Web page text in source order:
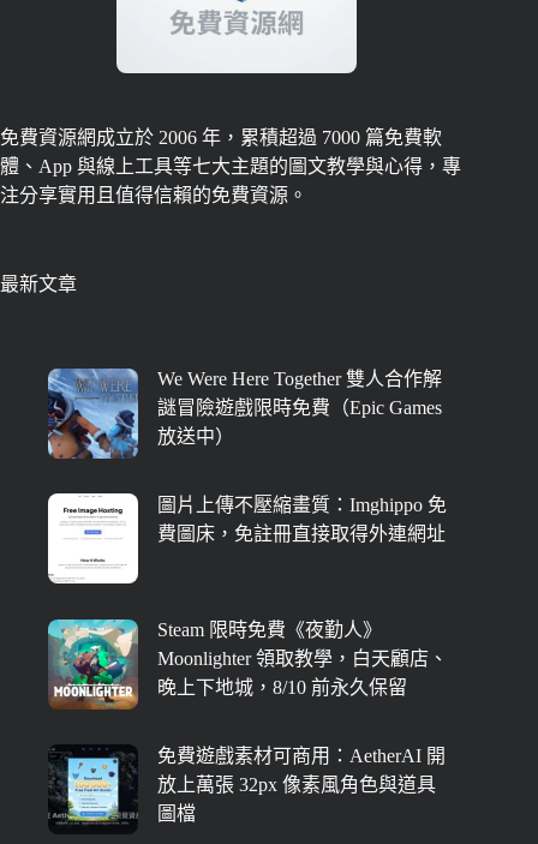
免費資源網成立於 2006 年，累積超過 7000 篇免費軟
體、App 與線上工具等七大主題的圖文教學與心得，專
注分享實用且值得信賴的免費資源。
最新文章
We Were Here Together 雙人合作解
謎冒險遊戲限時免費（Epic Games
放送中）
圖片上傳不壓縮畫質：Imghippo 免
費圖床，免註冊直接取得外連網址
Steam 限時免費《夜勤人》
Moonlighter 領取教學，白天顧店、
晚上下地城，8/10 前永久保留
免費遊戲素材可商用：AetherAI 開
放上萬張 32px 像素風角色與道具
圖檔